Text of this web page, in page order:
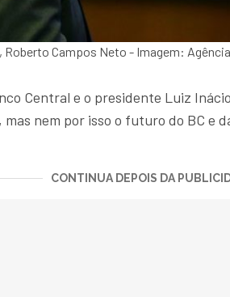
Roberto Campos Neto - Imagem:
Central e o presidente Luiz
nem por isso o futuro do BC e
CONTINUA DEPOIS DA